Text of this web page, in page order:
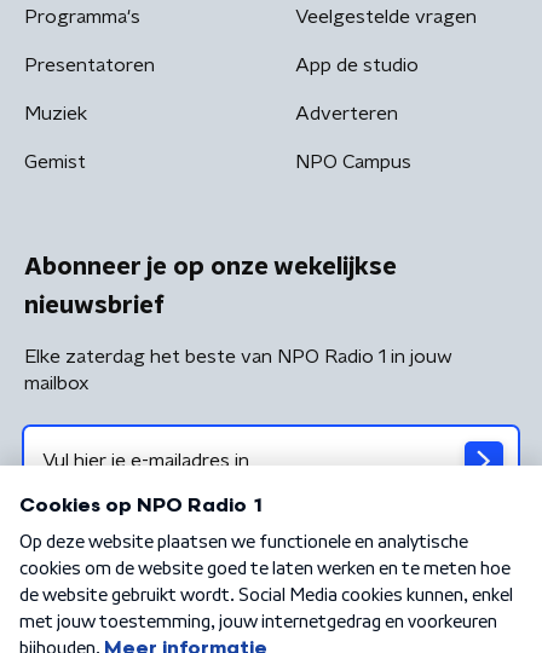
Programma's
Presentatoren
Muziek
Gemist
Veelgestelde vragen
App de studio
Adverteren
NPO Campus
Abonneer je op onze wekelijkse
nieuwsbrief
Elke zaterdag het beste van NPO Radio 1 in jouw
mailbox
Algemene voorwaarden